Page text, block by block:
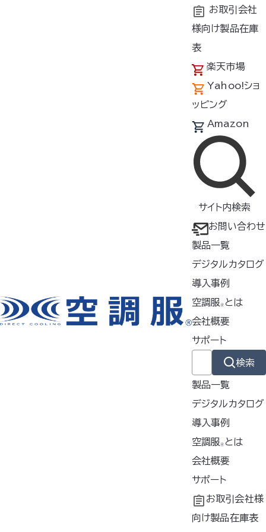
お取引会社
様向け製品在庫
表
楽天市場
Yahoo!ショ
ッピング
Amazon
サイト内検索
お問い合わせ
製品一覧
デジタルカタログ
導入事例
空調服🄬 とは
会社概要
サポート
検索
製品一覧
デジタルカタログ
導入事例
導入事例
共同開発
工場シミュレーシ
ョン
空調服🄬 とは
空調服 ®とは
開発秘話
会社概要
企業理念
会社概要
会社沿革
サポート
よくあるご質問
不要なバッテリー
お取引会社様
向け製品在庫表
どこでも座・クール®のご質問
ミニ」ともに、
Hig
送風量は、High（強）127ℓ/分、Low（弱）60ℓ/分になりま
どこでも座・クール®のご質問一覧へ戻る
掲載商品は株式会社空調服の特許及び技術を使用しています。
「空調服」は株式会社空調服のファン付きウェア、その附属品、及びこれらを
」、 「生理クーラー」、「空調ズボン」、「空調
」、「空調ヘルメット」、「どこでも座･クール」、「サーマルギア」、
」、「空調つなぎ服」、「空調ベ
その他の商標及び登録商標は、それぞれの所有者の商標及び登録商標で
Copyrights © 株式会社空調服. All Rights Reserved.